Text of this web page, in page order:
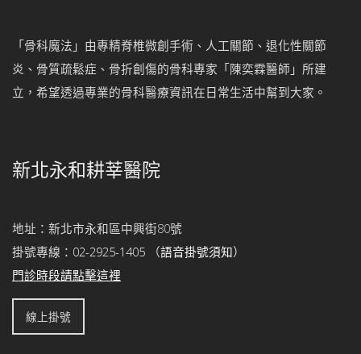
「骨科魔法」由專精脊椎微創手術、人工關節、退化性關節
炎、骨質疏鬆症、骨折創傷的骨科專家「陳奕霖醫師」所建
立，希望透過專業的骨科醫療資訊在日常生活中幫到大家。
新北永和耕莘醫院
地址：新北市永和區中興街80號
掛號專線： 02-2925-1405 （語音掛號須知）
門診時段請點擊這裡
線上掛號